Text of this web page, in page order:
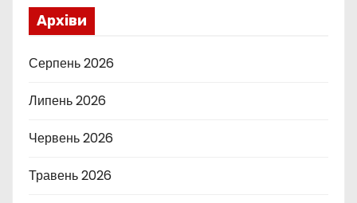
Архіви
Серпень 2026
Липень 2026
Червень 2026
Травень 2026